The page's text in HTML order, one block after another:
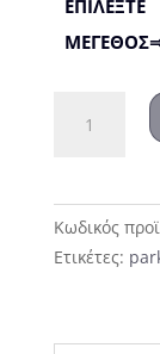
ΕΠΙΛΕΞΤΕ
Δερμάτινο
κουκούλα
ποσότητα
Κωδικός
Ετικέτες: